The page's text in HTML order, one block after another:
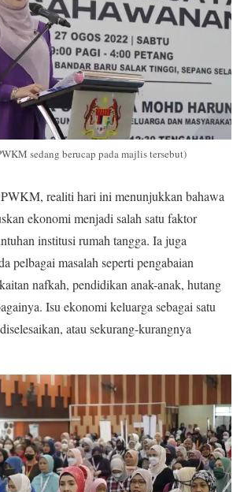
sedang berucap pada majlis tersebut)
realiti hari ini menunjukkan bahawa
ekonomi menjadi salah satu faktor
institusi rumah tangga. Ia juga
pelbagai masalah seperti pengabaian
nafkah, pendidikan anak-anak, hutang
Isu ekonomi keluarga sebagai satu
atau sekurang-kurangnya